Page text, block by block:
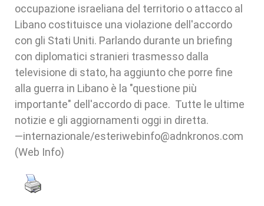
occupazione israeliana del territorio o attacco al
Libano costituisce una violazione dell'accordo
con gli Stati Uniti. Parlando durante un briefing
con diplomatici stranieri trasmesso dalla
televisione di stato, ha aggiunto che porre fine
alla guerra in Libano è la "questione più
importante" dell'accordo di pace. Tutte le ultime
notizie e gli aggiornamenti oggi in diretta.
—internazionale/esteriwebinfo@adnkronos.com
(Web Info)